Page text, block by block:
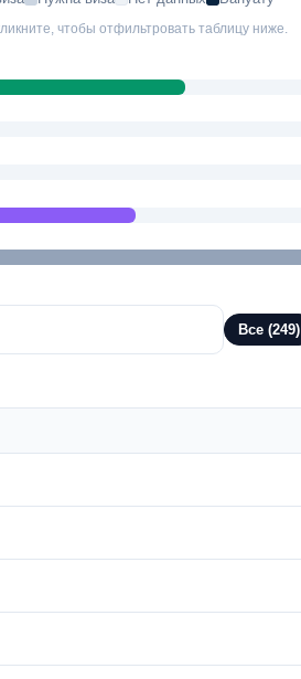
чтобы отфильтровать таблицу ниже.
Все (249)